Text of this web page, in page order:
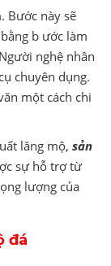
Bước này sẽ
b ước làm
nghệ nhân
chuyên dụng.
một cách chi
lăng mộ, sản
sự hỗ trợ từ
lượng của
đá